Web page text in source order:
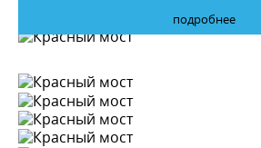
подробнее